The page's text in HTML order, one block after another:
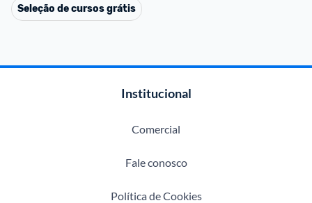
Seleção de cursos grátis
Institucional
Comercial
Fale conosco
Política de Cookies